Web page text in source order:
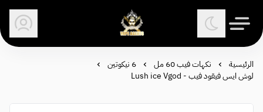
وكلاء الفيب - معتمد في
الرئيسية نكهات فيب 60 مل
6 نيكوتين
لوش ايس فيقود فيب - Lush ice Vgod